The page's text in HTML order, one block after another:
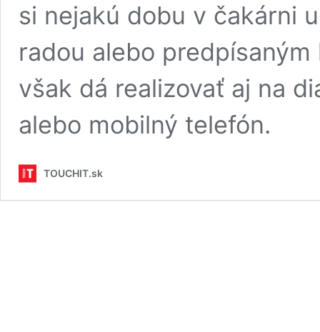
si nejakú dobu v čakárni
radou alebo
však dá realizovať aj na
alebo mobilný telefón.
TOUCHIT.sk